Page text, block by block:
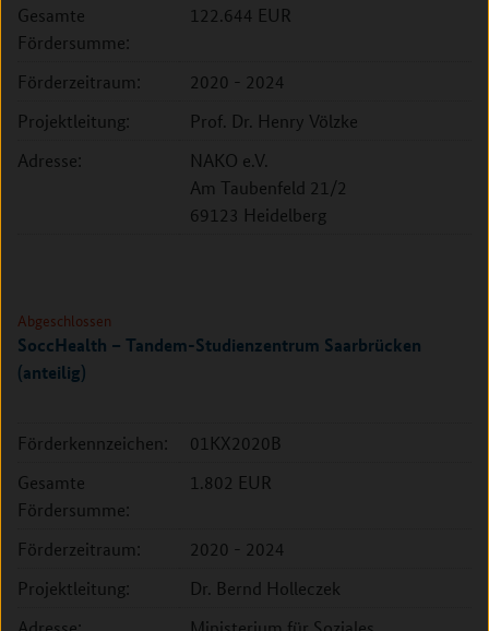
Gesamte
Fördersumme:
122.644 EUR
Förderzeitraum:
2020 - 2024
Projektleitung:
Prof. Dr. Henry Völzke
Adresse:
NAKO e.V.
Am Taubenfeld 21/2
69123 Heidelberg
Abgeschlossen
SoccHealth – Tandem-Studienzentrum Saarbrücken
(anteilig)
Förderkennzeichen:
01KX2020B
Gesamte
Fördersumme:
1.802 EUR
Förderzeitraum:
2020 - 2024
Projektleitung:
Dr. Bernd Holleczek